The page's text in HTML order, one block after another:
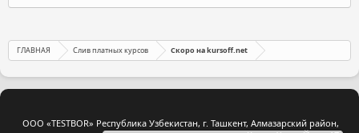
ГЛАВНАЯ Слив платных курсов Скоро на kursoff.net
ООО «TESTBOR» Республика Узбекистан, г. Ташкент, Алмазарский район,